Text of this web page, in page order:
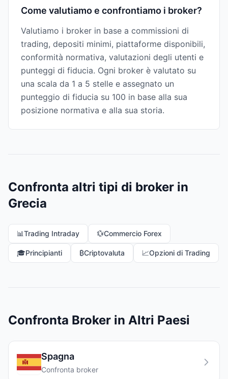
Come valutiamo e confrontiamo i broker?
Valutiamo i broker in base a commissioni di
trading, depositi minimi, piattaforme disponibili,
conformità normativa, valutazioni degli utenti e
punteggi di fiducia. Ogni broker è valutato su
una scala da 1 a 5 stelle e assegnato un
punteggio di fiducia su 100 in base alla sua
posizione normativa e alla sua storia.
Confronta altri tipi di broker in
Grecia
📊Trading Intraday 💱Commercio Forex
🎓Principianti ₿Criptovaluta 📈Opzioni di Trading
Confronta Broker in Altri Paesi
Spagna
Confronta broker